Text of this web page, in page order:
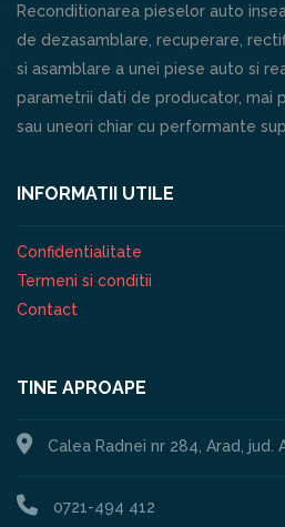
Reconditionarea pieselor auto
de dezasamblare, recuperare,
si asamblare a unei piese auto si
parametrii dati de producator, mai
sau uneori chiar cu performante
INFORMATII UTILE
Confidentialitate
Termeni si conditii
Contact
TINE APROAPE
Calea Radnei nr 284, Arad, jud.
0721-494 412